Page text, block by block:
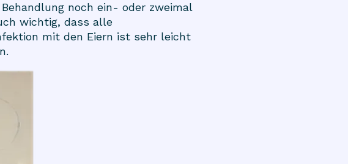
noch ein- oder zweimal
wichtig, dass alle
mit den Eiern ist sehr leicht